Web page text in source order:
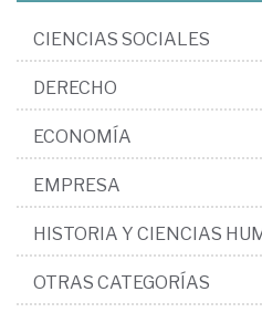
CIENCIAS SOCIALES
DERECHO
ECONOMÍA
EMPRESA
HISTORIA Y CIENCIAS
OTRAS CATEGORÍAS